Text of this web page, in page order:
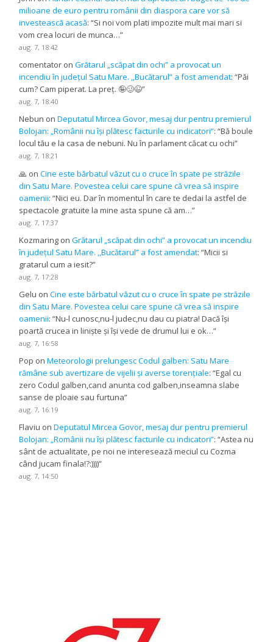
milioane de euro pentru românii din diaspora care vor să
investească acasă: “Si noi vom plati impozite mult mai mari si
vom crea locuri de munca…”
aug. 7, 18:42
comentator onGrătarul „scăpat din ochi” a provocat un
incendiu în județul Satu Mare. ,,Bucătarul” a fost amendat: “Păi
cum? Cam piperat. La preț. 🤪🥴😉”
aug. 7, 18:40
Nebun onDeputatul Mircea Govor, mesaj dur pentru premierul
Bolojan: „Românii nu își plătesc facturile cu indicatori”: “Bă boule
locul tău e la casa de nebuni. Nu în parlament căcat cu ochi”
aug. 7, 18:21
🙏 onCine este bărbatul văzut cu o cruce în spate pe străzile
din Satu Mare. Povestea celui care spune că vrea să inspire
oamenii: “Nici eu. Dar în momentul în care te dedai la astfel de
spectacole gratuite la mine asta spune că am…”
aug. 7, 17:37
Kozmaring onGrătarul „scăpat din ochi” a provocat un incendiu
în județul Satu Mare. ,,Bucătarul” a fost amendat: “Micii si
gratarul cum a iesit?”
aug. 7, 17:28
Gelu onCine este bărbatul văzut cu o cruce în spate pe străzile
din Satu Mare. Povestea celui care spune că vrea să inspire
oamenii: “Nu-l cunosc,nu-l judec,nu dau cu piatra! Dacă își
poartă crucea in liniște și își vede de drumul lui e ok…”
aug. 7, 16:58
Pop onMeteorologii prelungesc Codul galben: Satu Mare
rămâne sub avertizare de vijelii și averse torențiale: “Egal cu
zero Codul galben,cand anunta cod galben,inseamna slabe
sanse de ploaie sau furtuna”
aug. 7, 16:19
Flaviu onDeputatul Mircea Govor, mesaj dur pentru premierul
Bolojan: „Românii nu își plătesc facturile cu indicatori”: “Astea nu
sânt de actualitate, pe noi ne interesează meciul cu Cozma
când jucam finala!?:))))”
aug. 7, 14:50